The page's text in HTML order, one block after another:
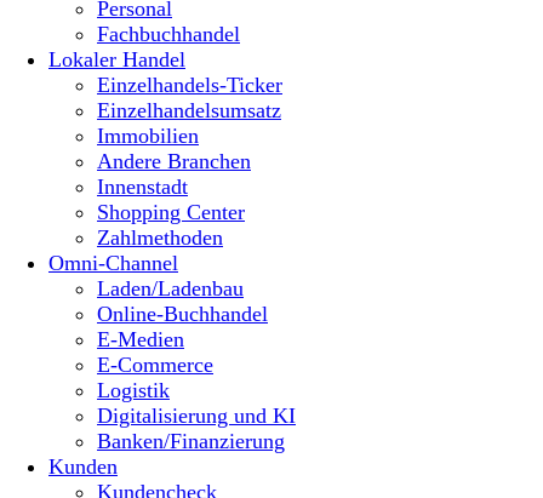
Personal
Fachbuchhandel
Lokaler Handel
Einzelhandels-Ticker
Einzelhandelsumsatz
Immobilien
Andere Branchen
Innenstadt
Shopping Center
Zahlmethoden
Omni-Channel
Laden/Ladenbau
Online-Buchhandel
E-Medien
E-Commerce
Logistik
Digitalisierung und KI
Banken/Finanzierung
Kunden
Kundencheck